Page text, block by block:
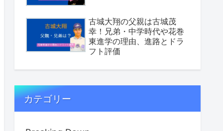
古城大翔の父親は古城茂
幸！兄弟・中学時代や花巻
東進学の理由、進路とドラ
フト評価
カテゴリー